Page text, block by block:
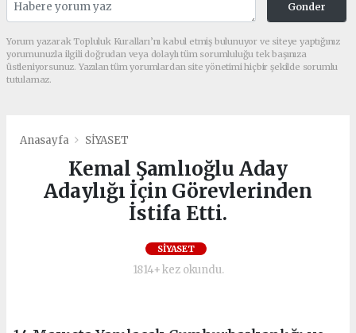
Gonder
Yorum yazarak Topluluk Kuralları’nı kabul etmiş bulunuyor ve siteye yaptığınız
yorumunuzla ilgili doğrudan veya dolaylı tüm sorumluluğu tek başınıza
üstleniyorsunuz. Yazılan tüm yorumlardan site yönetimi hiçbir şekilde sorumlu
tutulamaz.
Anasayfa SİYASET
Kemal Şamlıoğlu Aday
Adaylığı İçin Görevlerinden
İstifa Etti.
SİYASET
1814+ kez okundu.